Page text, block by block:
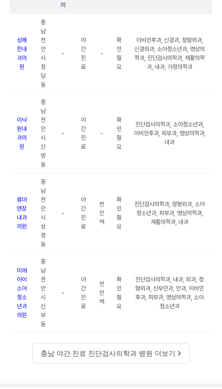
의
상쾌
한내
과의
원
충
남
천
안
시
청
당
동
-
야
간
진
료
-
확
인
필
요
이비인후과, 신경과, 정형외과,
신경외과, 소아청소년과, 영상의
학과, 진단검사의학과, 재활의학
과, 내과, 가정의학과
이낙
원내
과의
원
충
남
천
안
시
신
방
동
-
야
간
진
료
-
확
인
필
요
진단검사의학과, 소아청소년과,
이비인후과, 피부과, 영상의학과,
내과
류마
앤장
내과
의원
충
남
천
안
시
성
정
동
-
야
간
진
료
천
안
역
확
인
필
요
진단검사의학과, 정형외과, 소아
청소년과, 피부과, 영상의학과,
재활의학과, 내과
미래
아이
소아
청소
년과
의원
충
남
천
안
시
신
부
동
-
야
간
진
료
천
안
역
확
인
필
요
진단검사의학과, 내과, 외과, 정
형외과, 산부인과, 안과, 이비인
후과, 피부과, 영상의학과, 소아
청소년과
충남 야간 진료 진단검사의학과 병원 더보기